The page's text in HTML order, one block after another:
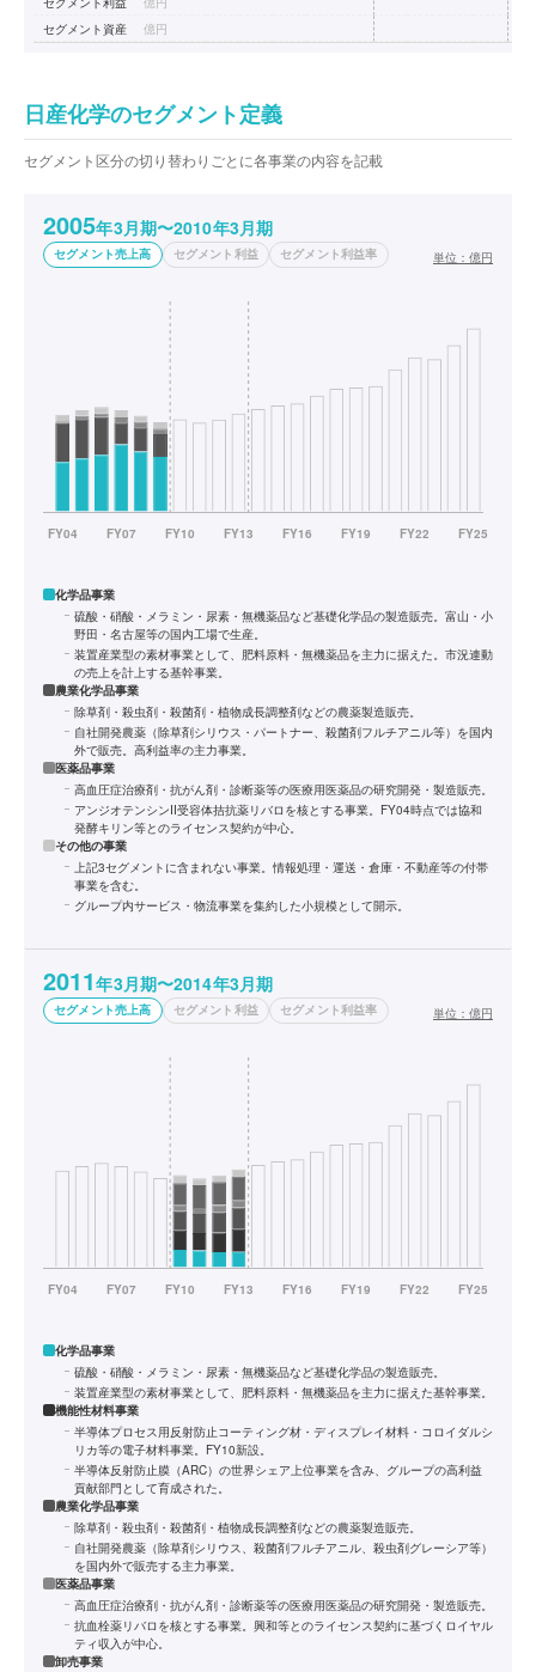
セグメント資産
億円
日産化学のセグメント定義
セグメント区分の切り替わりごとに各事業の内容を記載
2005年3月期〜2010年3月期
セグメント売上高 セグメント利益 セグメント利益率 単位： 億円
化学品事業
硫酸・硝酸・メラミン・尿素・無機薬品など基礎化学品の製造販売。富山・小
野田・名古屋等の国内工場で生産。
装置産業型の素材事業として、肥料原料・無機薬品を主力に据えた。市況連動
の売上を計上する基幹事業。
農業化学品事業
除草剤・殺虫剤・殺菌剤・植物成長調整剤などの農薬製造販売。
自社開発農薬（除草剤シリウス・パートナー、殺菌剤フルチアニル等）を国内
外で販売。高利益率の主力事業。
医薬品事業
高血圧症治療剤・抗がん剤・診断薬等の医療用医薬品の研究開発・製造販売。
アンジオテンシンII受容体拮抗薬リバロを核とする事業。FY04時点では協和
発酵キリン等とのライセンス契約が中心。
その他の事業
上記3セグメントに含まれない事業。情報処理・運送・倉庫・不動産等の付帯
事業を含む。
グループ内サービス・物流事業を集約した小規模として開示。
2011年3月期〜2014年3月期
セグメント売上高 セグメント利益 セグメント利益率 単位： 億円
化学品事業
硫酸・硝酸・メラミン・尿素・無機薬品など基礎化学品の製造販売。
装置産業型の素材事業として、肥料原料・無機薬品を主力に据えた基幹事業。
機能性材料事業
半導体プロセス用反射防止コーティング材・ディスプレイ材料・コロイダルシ
リカ等の電子材料事業。FY10新設。
半導体反射防止膜（ARC）の世界シェア上位事業を含み、グループの高利益
貢献部門として育成された。
農業化学品事業
除草剤・殺虫剤・殺菌剤・植物成長調整剤などの農薬製造販売。
自社開発農薬（除草剤シリウス、殺菌剤フルチアニル、殺虫剤グレーシア等）
を国内外で販売する主力事業。
医薬品事業
高血圧症治療剤・抗がん剤・診断薬等の医療用医薬品の研究開発・製造販売。
抗血栓薬リバロを核とする事業。興和等とのライセンス契約に基づくロイヤル
ティ収入が中心。
卸売事業